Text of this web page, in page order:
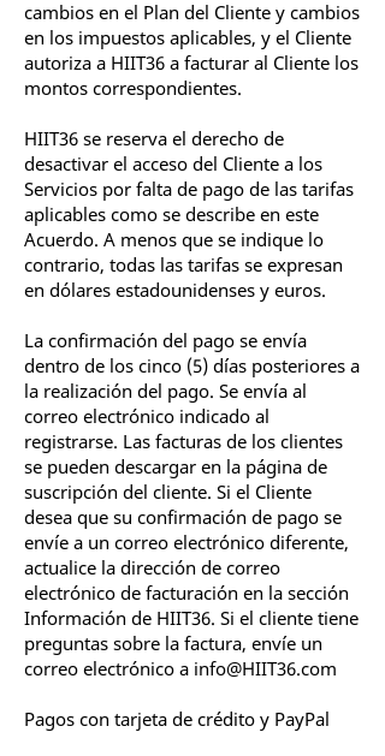
cambios en el Plan del Cliente y cambios
en los impuestos aplicables, y el Cliente
autoriza a HIIT36 a facturar al Cliente los
montos correspondientes.
HIIT36 se reserva el derecho de
desactivar el acceso del Cliente a los
Servicios por falta de pago de las tarifas
aplicables como se describe en este
Acuerdo. A menos que se indique lo
contrario, todas las tarifas se expresan
en dólares estadounidenses y euros.
La confirmación del pago se envía
dentro de los cinco (5) días posteriores a
la realización del pago. Se envía al
correo electrónico indicado al
registrarse. Las facturas de los clientes
se pueden descargar en la página de
suscripción del cliente. Si el Cliente
desea que su confirmación de pago se
envíe a un correo electrónico diferente,
actualice la dirección de correo
electrónico de facturación en la sección
Información de HIIT36. Si el cliente tiene
preguntas sobre la factura, envíe un
correo electrónico a info@HIIT36.com
Pagos con tarjeta de crédito y PayPal